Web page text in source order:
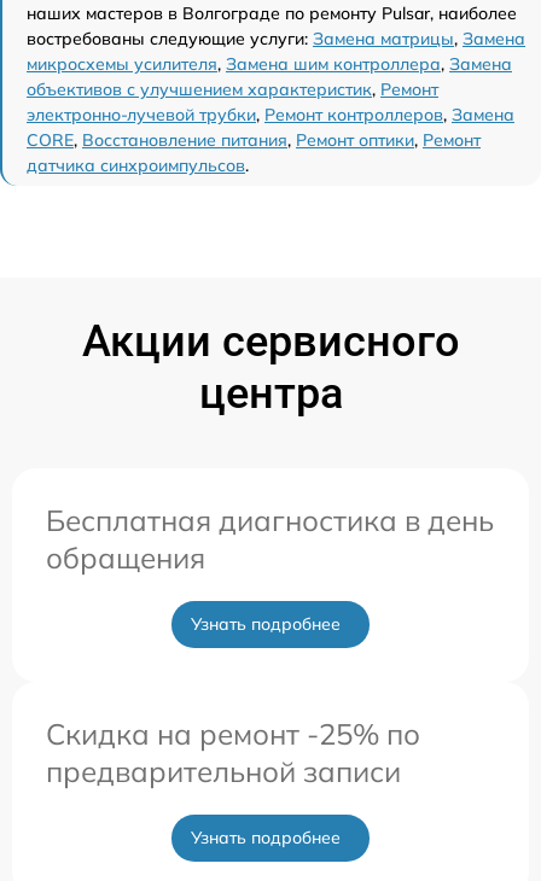
наших мастеров в Волгограде по ремонту Pulsar, наиболее
востребованы следующие услуги: Замена матрицы, Замена
микросхемы усилителя, Замена шим контроллера, Замена
объективов с улучшением характеристик, Ремонт
электронно-лучевой трубки, Ремонт контроллеров, Замена
CORE, Восстановление питания, Ремонт оптики, Ремонт
датчика синхроимпульсов.
Акции сервисного
центра
Бесплатная диагностика в день
обращения
Узнать подробнее
Скидка на ремонт -25% по
предварительной записи
Узнать подробнее